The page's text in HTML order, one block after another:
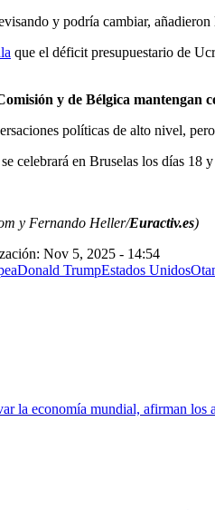
y podría cambiar, añadieron
que el déficit presupuestario de
y de Bélgica mantengan
políticas de alto nivel,
celebrará en Bruselas los días 18
y Fernando Heller/Euractiv.es)
Nov 5, 2025 - 14:54
Donald TrumpEstados Unidos
la economía mundial, afirman los